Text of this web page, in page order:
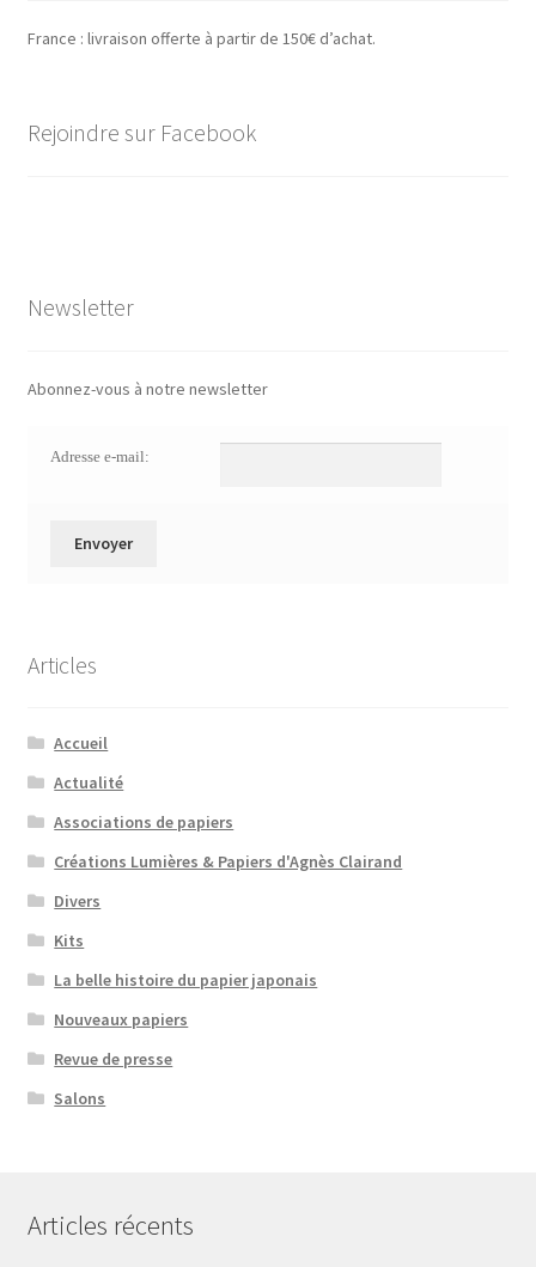
France : livraison offerte à partir de 150€ d’achat.
Rejoindre sur Facebook
Newsletter
Abonnez-vous à notre newsletter
Adresse e-mail:
Articles
Accueil
Actualité
Associations de papiers
Créations Lumières & Papiers d'Agnès Clairand
Divers
Kits
La belle histoire du papier japonais
Nouveaux papiers
Revue de presse
Salons
Articles récents